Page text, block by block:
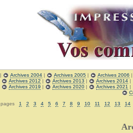
| Archives 2004 | Archives 2005 | Archives 2006
Archives 2012 | Archives 2013 | Archives 2014|
Archives 2019 | Archives 2020| Archives 2021 |
pages 1 2 3 4 5 6 7 8 9 10 11 12 13 14